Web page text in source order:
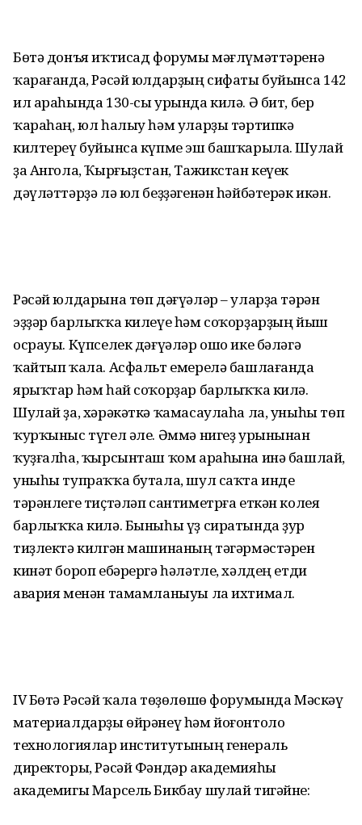
Бөтә донъя иҡтисад форумы мәғлүмәттәренә
ҡарағанда, Рәсәй юлдарҙың сифаты буйынса 142
ил араһында 130-сы урында килә. Ә бит, бер
ҡараһаң, юл һалыу һәм уларҙы тәртипкә
килтереү буйынса күпме эш башҡарыла. Шулай
ҙа Ангола, Ҡырғыҙстан, Тажикстан кеүек
дәүләттәрҙә лә юл беҙҙәгенән һәйбәтерәк икән.
Рәсәй юлдарына төп дәғүәләр – уларҙа тәрән
эҙҙәр барлыҡҡа килеүе һәм соҡорҙарҙың йыш
осрауы. Күпселек дәғүәләр ошо ике бәләгә
ҡайтып ҡала. Асфальт емерелә башлағанда
ярыҡтар һәм һай соҡорҙар барлыҡҡа килә.
Шулай ҙа, хәрәкәткә ҡамасаулаһа ла, уныһы төп
ҡурҡыныс түгел әле. Әммә нигеҙ урынынан
ҡуҙғалһа, ҡырсынташ ҡом араһына инә башлай,
уныһы тупраҡҡа бутала, шул саҡта инде
тәрәнлеге тиҫтәләп сантиметрға еткән колея
барлыҡҡа килә. Быныһы үҙ сиратында ҙур
тиҙлектә килгән машинаның тәгәр­мәстәрен
кинәт бороп ебәрергә һәләтле, хәлдең етди
авария менән тамамланыуы ла ихтимал.
IV Бөтә Рәсәй ҡала төҙөлөшө форумында Мәскәү
материал­дарҙы өйрәнеү һәм йоғонтоло
технологиялар институтының генераль
директоры, Рәсәй Фәндәр акаде­мияһы
академигы Марсель Бикбау шулай тигәйне: